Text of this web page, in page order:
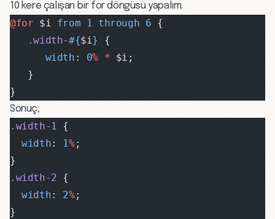
10 kere çalışan bir for döngüsü yapalım.
@for $i from 1 through 6 {
   .width-
#{$i}
{
      width
: 0% * $i;
   }
}
Sonuç;
.width-1 {
  width
: 1%;
}
.width-2 {
  width
: 2%;
}